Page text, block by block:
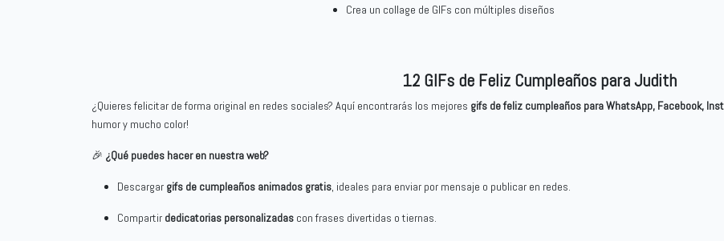
Crea un collage de GIFs con múltiples diseños
12 GIFs de Feliz Cumpleaños para Judith
¿Quieres felicitar de forma original en redes sociales? Aquí encontrarás los mejores gifs de feliz cumpleaños para WhatsApp, Facebook,
humor y mucho color!
🎉 ¿Qué puedes hacer en nuestra web?
Descargar gifs de cumpleaños animados gratis, ideales para enviar por mensaje o publicar en redes.
Compartir dedicatorias personalizadas con frases divertidas o tiernas.